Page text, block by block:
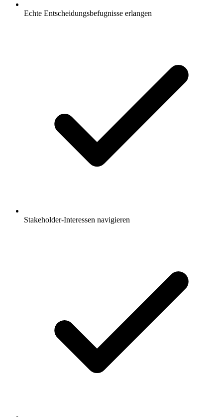
Echte Entscheidungsbefugnisse erlangen
Stakeholder-Interessen navigieren